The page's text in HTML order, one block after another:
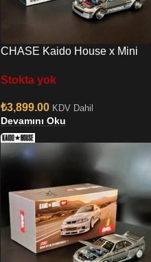
CHASE Kaido House x Mini
Works V1
Stokta yok
₺3,899.00 KDV Dahil
Devamını Oku